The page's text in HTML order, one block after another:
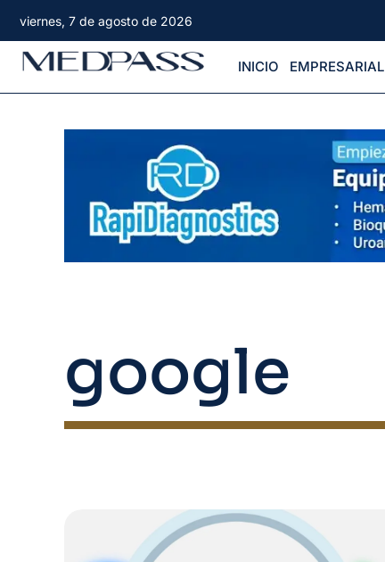
viernes, 7 de agosto de 2026
INICIO EMPRESARIAL
google